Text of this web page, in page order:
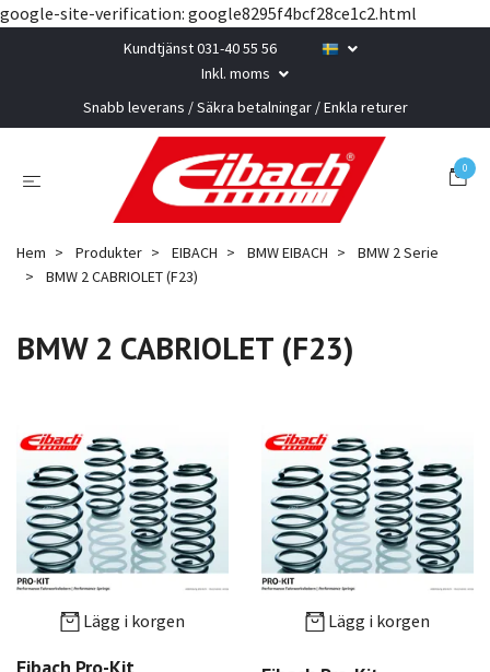
google-site-verification: google8295f4bcf28ce1c2.html
Kundtjänst 031-40 55 56
Inkl. moms
Snabb leverans / Säkra betalningar / Enkla returer
0
Hem Produkter EIBACH BMW EIBACH
BMW 2 Serie
BMW 2 CABRIOLET (F23)
BMW 2 CABRIOLET (F23)
Lägg i korgen Lägg i korgen